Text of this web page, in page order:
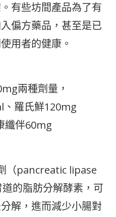
有些坊間產品為了有
偏方藥品，甚至是已
用者的健康。
兩種劑量，
、羅氏鮮120mg
纖伴60mg
（pancreatic lipase
的脂肪分解酵素，可
解，進而減少小腸對